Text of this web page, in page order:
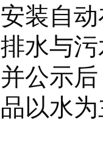
装自
水与
公示
以水